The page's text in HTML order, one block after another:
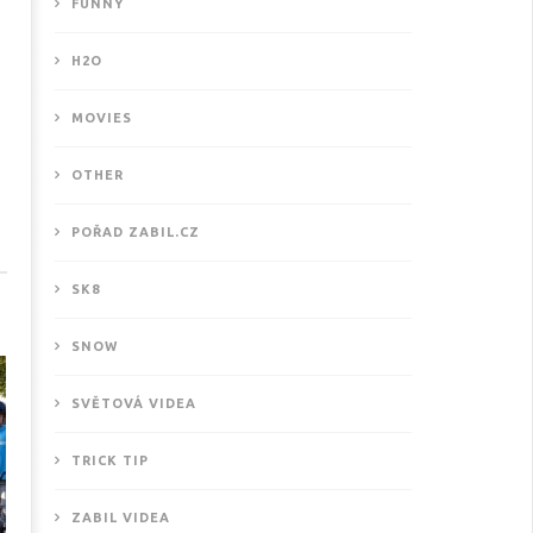
motivační video od
FUNNY
H2O
MOVIES
OTHER
POŘAD ZABIL.CZ
SK8
SNOW
SVĚTOVÁ VIDEA
TRICK TIP
ZABIL VIDEA